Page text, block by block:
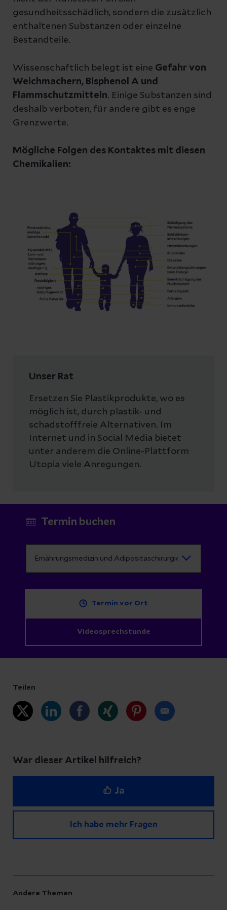
gesundheitsschädlich, sondern die zusätzlich
enthaltenen Substanzen oder einzelne
Bestandteile.
Wissenschaftlich belegt ist eine Gefahr von
Weichmachern, Bisphenol A und
Flammschutzmitteln. Einige Substanzen sind
deshalb verboten, für andere gibt es enge
Grenzwerte.
Mögliche Folgen des Kontaktes mit diesen
Chemikalien:
Unser Rat
Ersetzen Sie Plastikprodukte, wo es
möglich ist, durch plastik- und
schadstofffreie Alternativen. Im
Internet und in Social Media bietet
unter anderem die Online-Plattform
Utopia viele Anregungen.
Termin buchen
Termin vor Ort
Videosprechstunde
Teilen
War dieser Artikel hilfreich?
Ja
Ich habe mehr Fragen
Andere Themen